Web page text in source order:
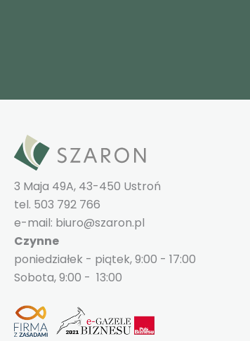
3 Maja 49A, 43-450 Ustroń
tel. 503 792 766
e-mail: biuro@szaron.pl
Czynne
poniedziałek - piątek, 9:00 - 17:00
Sobota, 9:00 - 13:00